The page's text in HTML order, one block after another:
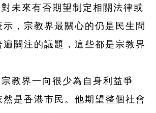
未來有否期望制定相關法律或
，宗教界最關心的仍是民生問
遍關注的議題，這些都是宗教界
教界一向很少為自身利益爭
是香港市民。他期望整個社會